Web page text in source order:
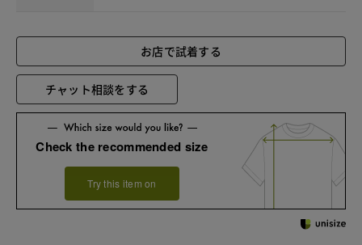
お店で試着する
チャット相談をする
Check the recommended size
Try this item on